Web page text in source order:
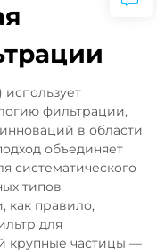
фильтрации,
в области
объединяет
систематического
типов
как правило,
для
крупные частицы —